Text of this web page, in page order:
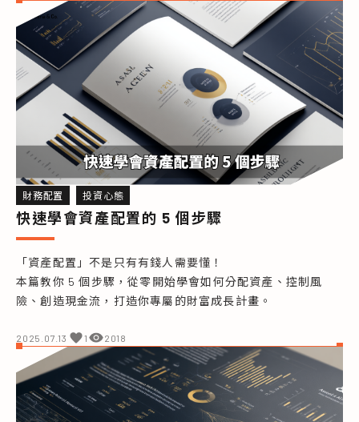
財務配置 投資心態
快速學會資產配置的 5 個步驟
「資產配置」不是只有有錢人需要懂！
本篇教你 5 個步驟，從零開始學會如何分配資產、控制風
險、創造現金流，打造你專屬的財富成長計畫。
2025.07.13 1 2018